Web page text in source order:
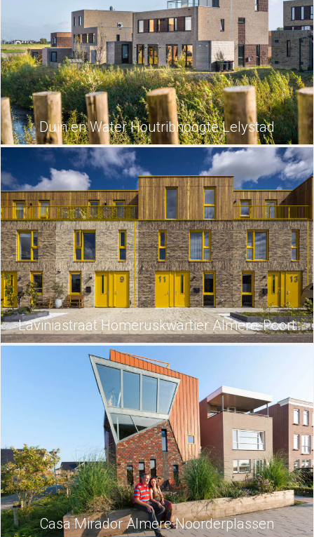
Duin en Water Houtribhoogte Lelystad
Laviniastraat Homeruskwartier Almere-Poort
Casa Mirador Almere Noorderplassen